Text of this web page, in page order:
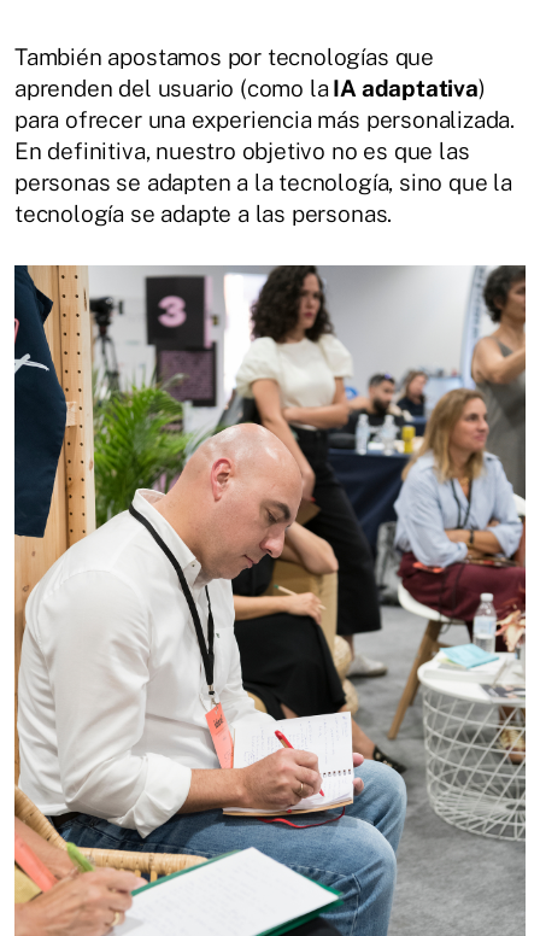
También apostamos por tecnologías que
aprenden del usuario (como la IA adaptativa)
para ofrecer una experiencia más personalizada.
En definitiva, nuestro objetivo no es que las
personas se adapten a la tecnología, sino que la
tecnología se adapte a las personas.